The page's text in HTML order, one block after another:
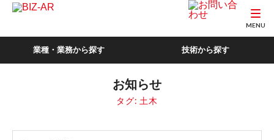
MENU
業種・業務から探す 技術から探す
お知らせ
タグ:土木